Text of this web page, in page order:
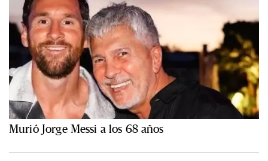
Murió Jorge Messi a los 68 años